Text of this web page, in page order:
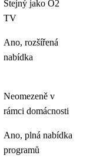
Stejný jako O2
TV
Ano, rozšířená
nabídka
Neomezeně v
rámci domácnosti
Ano, plná nabídka
programů